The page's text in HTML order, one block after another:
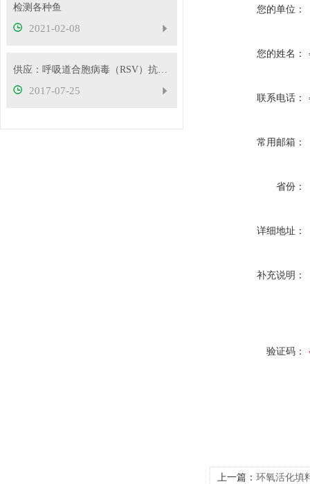
检测各种鱼
2021-02-08
供应：呼吸道合胞病毒（RSV）抗体检测试剂盒 金标法
2017-07-25
您的单位：
您的姓名：
联系电话：
常用邮箱：
省份：
详细地址：
补充说明：
验证码：
上一篇： 环氧活化填